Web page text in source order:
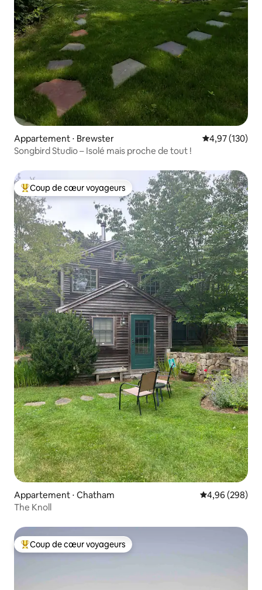
Appartement ⋅ Brewster Évaluation
4,97 (130)
Songbird Studio – Isolé mais proche de tout !
Coups de cœur voyageurs les plus appréciés
Coup de cœur voyageurs
Appartement ⋅ Chatham Évaluation
4,96 (298)
The Knoll
Coups de cœur voyageurs les plus appréciés
Coup de cœur voyageurs